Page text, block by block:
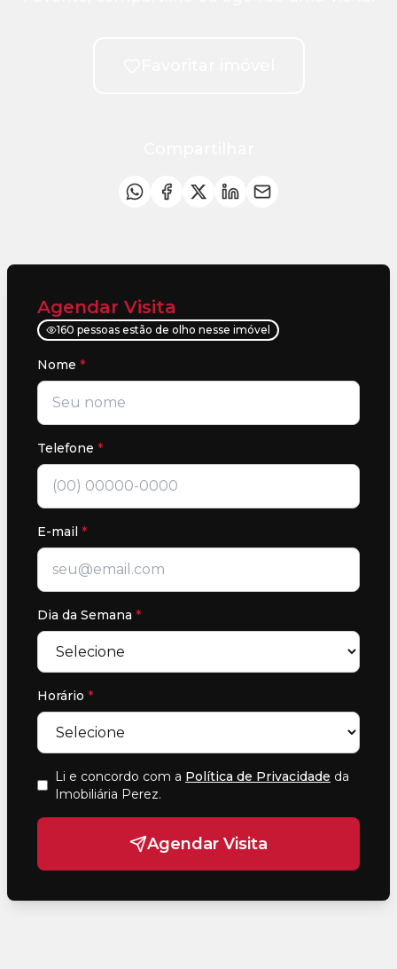
Agendar Visita
160 pessoas estão de olho nesse imóvel
Nome *
Telefone *
E-mail *
Dia da Semana *
Horário *
Li e concordo com a Política de Privacidade da
Imobiliária Perez.
Agendar Visita